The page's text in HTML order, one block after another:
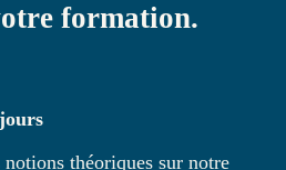
formation.
notions théoriques sur notre